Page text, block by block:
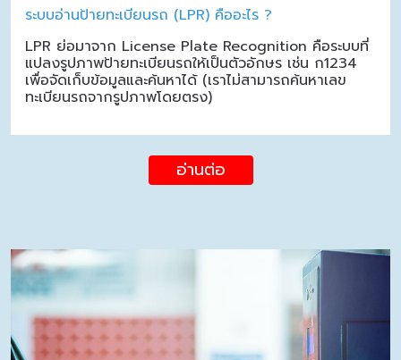
ระบบอ่านป้ายทะเบียนรถ (LPR) คืออะไร ?
LPR ย่อมาจาก License Plate Recognition คือระบบที่
แปลงรูปภาพป้ายทะเบียนรถให้เป็นตัวอักษร เช่น ก1234
เพื่อจัดเก็บข้อมูลและค้นหาได้ (เราไม่สามารถค้นหาเลข
ทะเบียนรถจากรูปภาพโดยตรง)
อ่านต่อ